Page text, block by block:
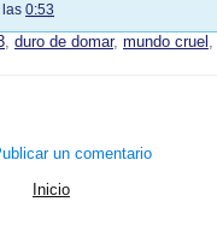
las 0:53
, duro de domar, mundo cruel ,
un comentario
Inicio